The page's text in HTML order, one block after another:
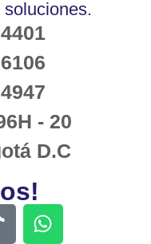
- 20
D.C